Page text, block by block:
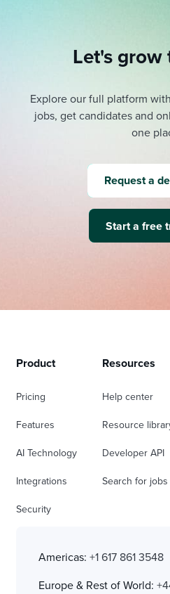
Let's grow
Explore our full platform
jobs, get candidates and
one
Request a
Start a free
Product
Pricing
Features
AI Technology
Integrations
Security
Resources
Help center
Resource
Developer API
Search for jobs
Americas: +1 617 861 3548
Europe & Rest of World: